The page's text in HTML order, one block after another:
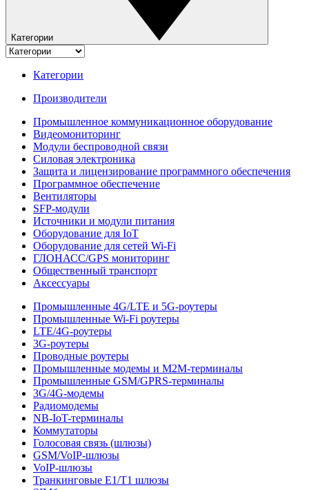
Категории
Категории
Производители
Промышленное коммуникационное оборудование
Видеомониторинг
Модули беспроводной связи
Силовая электроника
Защита и лицензирование программного обеспечения
Программное обеспечение
Вентиляторы
SFP-модули
Источники и модули питания
Оборудование для IoT
Оборудование для сетей Wi-Fi
ГЛОНАСС/GPS мониторинг
Общественный транспорт
Аксессуары
Промышленные 4G/LTE и 5G-роутеры
Промышленные Wi-Fi роутеры
LTE/4G-роутеры
3G-роутеры
Проводные роутеры
Промышленные модемы и M2M-терминалы
Промышленные GSM/GPRS-терминалы
3G/4G-модемы
Радиомодемы
NB-IoT-терминалы
Коммутаторы
Голосовая связь (шлюзы)
GSM/VoIP-шлюзы
VoIP-шлюзы
Транкинговые E1/T1 шлюзы